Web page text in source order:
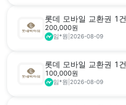
롯데 모바일 교환권 1건
200,000원
임*원 2026-08-09
롯데 모바일 교환권 1건
100,000원
임*원 2026-08-09